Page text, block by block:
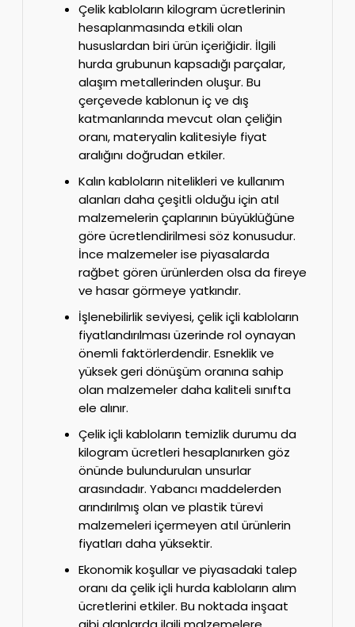
Çelik kabloların kilogram ücretlerinin
hesaplanmasında etkili olan
hususlardan biri ürün içeriğidir. İlgili
hurda grubunun kapsadığı parçalar,
alaşım metallerinden oluşur. Bu
çerçevede kablonun iç ve dış
katmanlarında mevcut olan çeliğin
oranı, materyalin kalitesiyle fiyat
aralığını doğrudan etkiler.
Kalın kabloların nitelikleri ve kullanım
alanları daha çeşitli olduğu için atıl
malzemelerin çaplarının büyüklüğüne
göre ücretlendirilmesi söz konusudur.
İnce malzemeler ise piyasalarda
rağbet gören ürünlerden olsa da fireye
ve hasar görmeye yatkındır.
İşlenebilirlik seviyesi, çelik içli kabloların
fiyatlandırılması üzerinde rol oynayan
önemli faktörlerdendir. Esneklik ve
yüksek geri dönüşüm oranına sahip
olan malzemeler daha kaliteli sınıfta
ele alınır.
Çelik içli kabloların temizlik durumu da
kilogram ücretleri hesaplanırken göz
önünde bulundurulan unsurlar
arasındadır. Yabancı maddelerden
arındırılmış olan ve plastik türevi
malzemeleri içermeyen atıl ürünlerin
fiyatları daha yüksektir.
Ekonomik koşullar ve piyasadaki talep
oranı da çelik içli hurda kabloların alım
ücretlerini etkiler. Bu noktada inşaat